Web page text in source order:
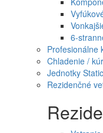
6-
Profesionálne
Chladenie /
Jednotky
Rezidenčné